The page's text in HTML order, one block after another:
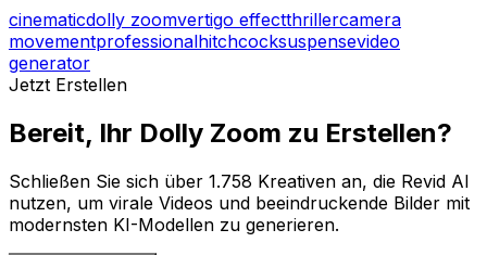
cinematicdolly zoomvertigo effectthrillercamera
movementprofessionalhitchcocksuspensevideo
generator
Jetzt Erstellen
Bereit, Ihr Dolly Zoom zu Erstellen?
Schließen Sie sich über 1.758 Kreativen an, die Revid AI
nutzen, um virale Videos und beeindruckende Bilder mit
modernsten KI-Modellen zu generieren.